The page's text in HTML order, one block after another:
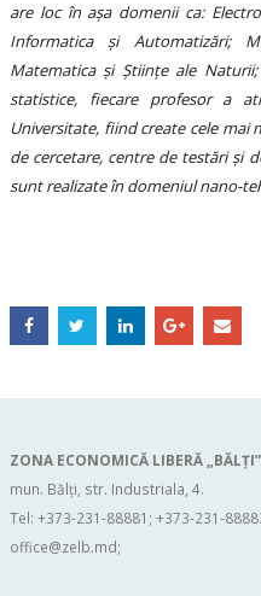
are loc în așa domenii ca:
Informatica și Automatizări;
Matematica și Științe ale
statistice, fiecare profesor a
Universitate, fiind create cele
de cercetare, centre de testări și
sunt realizate în domeniul nano-
ZONA ECONOMICĂ LIBERĂ „BĂLŢI”
mun. Bălți, str. Industriala, 4.
Tel: +373-231-88881; +373-231-
office@zelb.md;